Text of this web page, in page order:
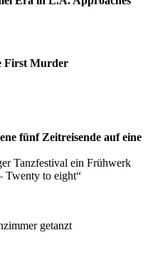
First Murder
fünf Zeitreisende auf eine
Tanzfestival ein Frühwerk
Twenty to eight“
getanzt